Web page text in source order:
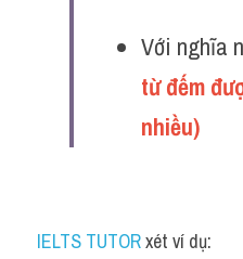
Với nghĩa
từ đếm
nhiều)
IELTS TUTOR xét ví dụ: